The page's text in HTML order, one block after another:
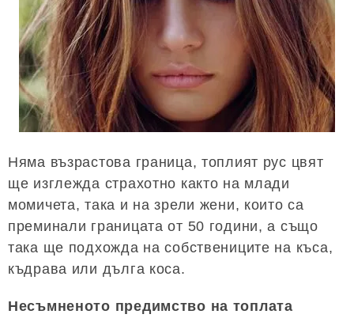
Няма възрастова граница, топлият рус цвят
ще изглежда страхотно както на млади
момичета, така и на зрели жени, които са
преминали границата от 50 години, а също
така ще подхожда на собствениците на къса,
къдрава или дълга коса.
Несъмненото предимство на топлата